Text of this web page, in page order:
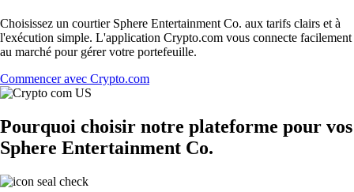
Choisissez un courtier Sphere Entertainment Co. aux tarifs clairs et à
l'exécution simple. L'application Crypto.com vous connecte facilement
au marché pour gérer votre portefeuille.
Commencer avec Crypto.com
Pourquoi choisir notre plateforme pour vos
Sphere Entertainment Co.